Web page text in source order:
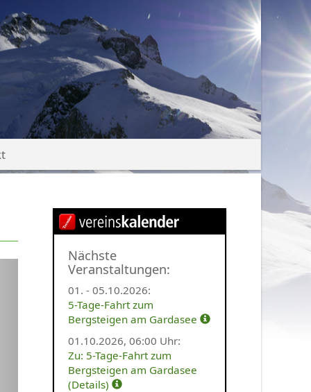
Nächste
Veranstaltungen:
01. - 05.10.2026:
5-Tage-Fahrt zum
Bergsteigen am Gardasee
01.10.2026, 06:00 Uhr:
Zu: 5-Tage-Fahrt zum
Bergsteigen am Gardasee
(Details)